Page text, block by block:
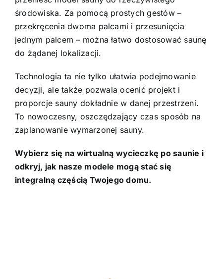
środowiska. Za pomocą prostych gestów –
przekręcenia dwoma palcami i przesunięcia
jednym palcem – można łatwo dostosować saunę
do żądanej lokalizacji.
Technologia ta nie tylko ułatwia podejmowanie
decyzji, ale także pozwala ocenić projekt i
proporcje sauny dokładnie w danej przestrzeni.
To nowoczesny, oszczędzający czas sposób na
zaplanowanie wymarzonej sauny.
Wybierz się na wirtualną wycieczkę po saunie i
odkryj, jak nasze modele mogą stać się
integralną częścią Twojego domu.